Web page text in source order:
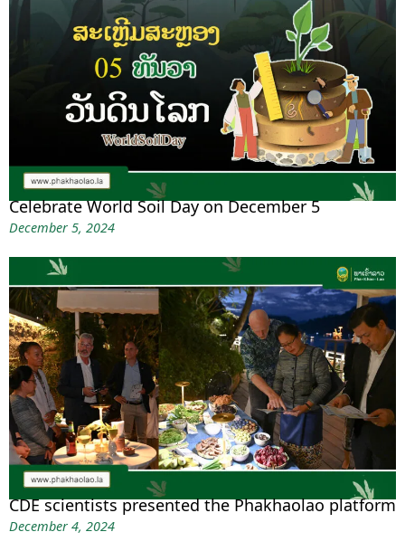
Celebrate World Soil Day on December 5
December 5, 2024
CDE scientists presented the Phakhaolao platform
December 4, 2024